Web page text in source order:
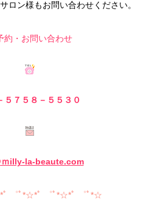
ロン様もお問い合わせください。
約・お問い合わせ
５７５８－５ ５３０
illy-la-beaute.com
゜ﾟ*☆*ﾟ ゜ﾟ*☆*ﾟ ゜ﾟ*☆